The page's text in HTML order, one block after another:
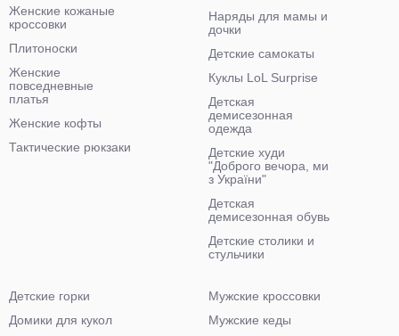
Женские кожаные
кроссовки
Плитоноски
Женские
повседневные
платья
Женские кофты
Тактические рюкзаки
Наряды для мамы и
дочки
Детские самокаты
Куклы LoL Surprise
Детская
демисезонная
одежда
Детские худи
"Доброго вечора, ми
з України"
Детская
демисезонная обувь
Детские столики и
стульчики
Детские горки
Домики для кукол
Мужские кроссовки
Мужские кеды